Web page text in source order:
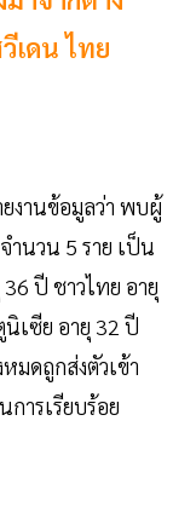
เดน ไทย
ยงานข้อมูลว่า พบผู้
จำนวน 5 ราย เป็น
ปี ชาวไทย อายุ
นิเซีย อายุ 32 ปี
มดถูกส่งตัวเข้า
การเรียบร้อย